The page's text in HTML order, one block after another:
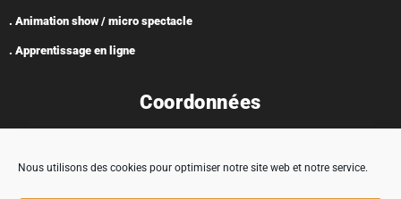
Nous utilisons des cookies pour optimiser notre site web et notre service.
. Animation show / micro spectacle
. Apprentissage en ligne
Coordonnées